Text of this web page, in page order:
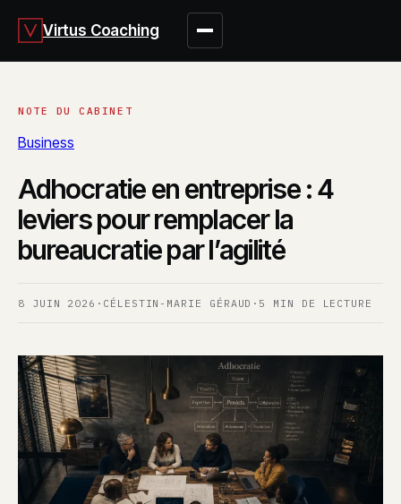
Virtus Coaching
Business
Adhocratie en entreprise : 4
leviers pour remplacer la
bureaucratie par l’agilité
8 JUIN 2026 · CÉLESTIN-MARIE GÉRAUD · 5 MIN DE LECTURE